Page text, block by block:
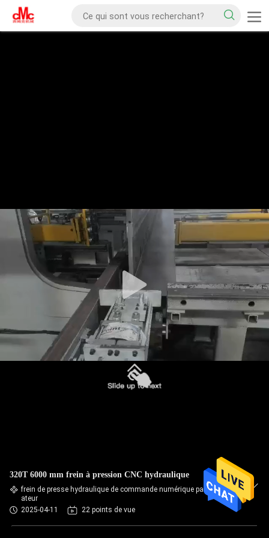
320T 6000 mm frein à pression CNC hydraulique
frein de presse hydraulique de commande numérique par ordin
ateur
2025-04-11
22 points de vue